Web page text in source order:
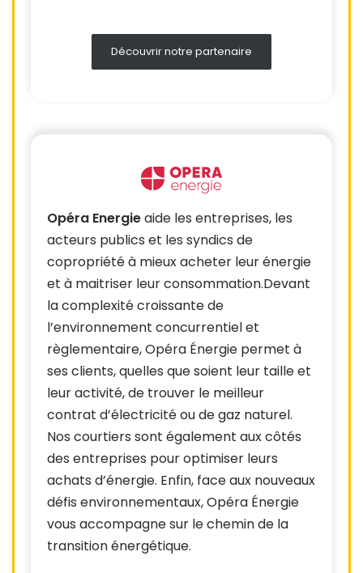
Découvrir notre partenaire
Opéra Energieaide les entreprises, les
acteurs publics et les syndics de
copropriété à mieux acheter leur énergie
et à maitriser leur consommation.Devant
la complexité croissante de
l’environnement concurrentiel et
règlementaire, Opéra Énergie permet à
ses clients, quelles que soient leur taille et
leur activité, de trouver le meilleur
contrat d’électricité ou de gaz naturel.
Nos courtiers sont également aux côtés
des entreprises pour optimiser leurs
achats d’énergie. Enfin, face aux nouveaux
défis environnementaux, Opéra Énergie
vous accompagne sur le chemin de la
transition énergétique.